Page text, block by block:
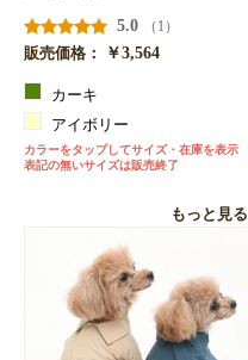
5.0
（1）
販売価格：
￥3,564
カーキ
アイボリー
カラーをタップしてサイズ・在庫を表示
表記の無いサイズは販売終了
もっと見る